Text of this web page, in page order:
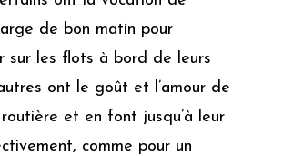
de bon matin pour
sur les flots à bord de leurs
ont le goût et l’amour de
et en font jusqu’à leur
comme pour un